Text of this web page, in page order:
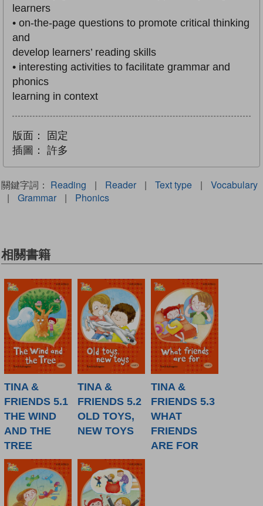
learners
• on-the-page questions to promote critical thinking
and
develop learners’ reading skills
• interesting activities to facilitate grammar and
phonics
learning in context
版面：
固定
插圖：
許多
關鍵字詞： Reading | Reader | Text type |
Vocabulary
|
Grammar | Phonics
相關書籍
TINA &
FRIENDS 5.1
THE WIND
AND THE
TREE
TINA &
FRIENDS 5.2
OLD TOYS,
NEW TOYS
TINA &
FRIENDS 5.3
WHAT
FRIENDS
ARE FOR